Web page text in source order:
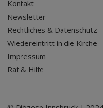
Kontakt
Newsletter
Rechtliches & Datenschutz
Wiedereintritt in die Kirche
Impressum
Rat & Hilfe